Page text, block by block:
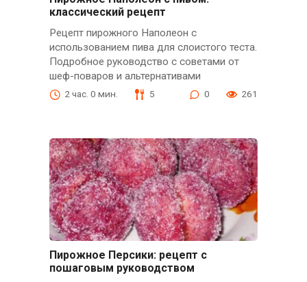
классический рецепт
Рецепт пирожного Наполеон с
использованием пива для слоистого теста.
Подробное руководство с советами от
шеф-поваров и альтернативами
2 час. 0 мин. 5 0 261
Пирожное Персики: рецепт с
пошаговым руководством